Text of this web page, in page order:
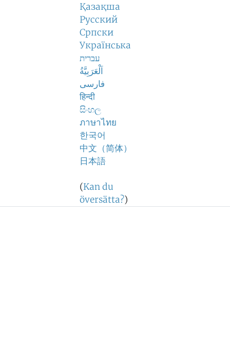
Қазақша
Русский
Српски
Українська
עברית
اَلْعَرَبِيَّةُ
فارسی
हिन्दी
සිංහල
ภาษาไทย
한국어
中文（简体）
日本語
(Kan du
översätta?)